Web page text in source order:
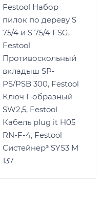
Festool Набор
пилок по дереву S
75/4 и S 75/4 FSG,
Festool
Противоскольный
вкладыш SP-
PS/PSB 300, Festool
Ключ Г-образный
SW2,5, Festool
Кабель plug it H05
RN-F-4, Festool
Систейнер³ SYS3 M
137